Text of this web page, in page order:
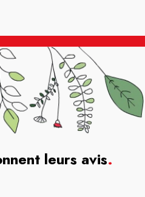
leurs avis.